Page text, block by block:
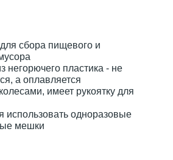
сбора пищевого и
негорючего пластика - не
а оплавляется
имеет рукоятку для
использовать одноразовые
мешки